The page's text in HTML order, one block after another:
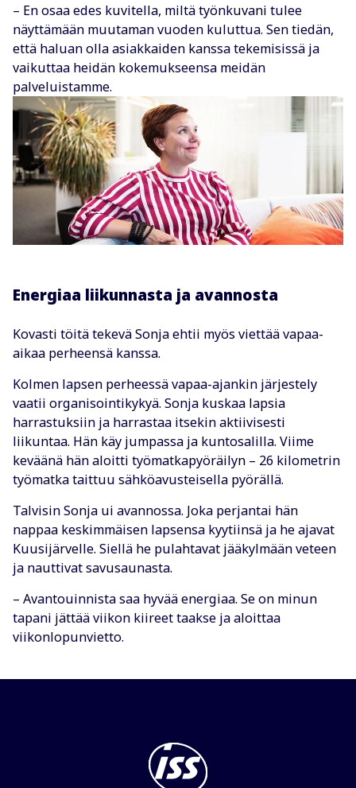
– En osaa edes kuvitella, miltä työnkuvani tulee
näyttämään muutaman vuoden kuluttua. Sen tiedän,
että haluan olla asiakkaiden kanssa tekemisissä ja
vaikuttaa heidän kokemukseensa meidän
palveluistamme.
Energiaa liikunnasta ja avannosta
Kovasti töitä tekevä Sonja ehtii myös viettää vapaa-
aikaa perheensä kanssa.
Kolmen lapsen perheessä vapaa-ajankin järjestely
vaatii organisointikykyä. Sonja kuskaa lapsia
harrastuksiin ja harrastaa itsekin aktiivisesti
liikuntaa. Hän käy jumpassa ja kuntosalilla. Viime
keväänä hän aloitti työmatkapyöräilyn – 26 kilometrin
työmatka taittuu sähköavusteisella pyörällä.
Talvisin Sonja ui avannossa. Joka perjantai hän
nappaa keskimmäisen lapsensa kyytiinsä ja he ajavat
Kuusijärvelle. Siellä he pulahtavat jääkylmään veteen
ja nauttivat savusaunasta.
– Avantouinnista saa hyvää energiaa. Se on minun
tapani jättää viikon kiireet taakse ja aloittaa
viikonlopunvietto.